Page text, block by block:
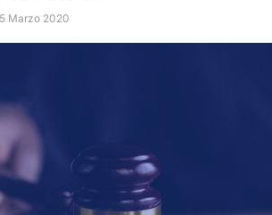
5 Marzo 2020